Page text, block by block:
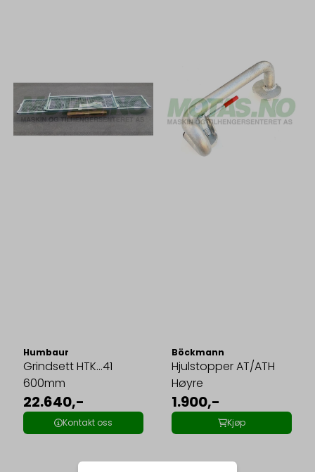
Humbaur
Grindsett HTK...41
600mm
22.640,-
Kontakt oss
Böckmann
Hjulstopper AT/ATH
Høyre
1.900,-
Kjøp